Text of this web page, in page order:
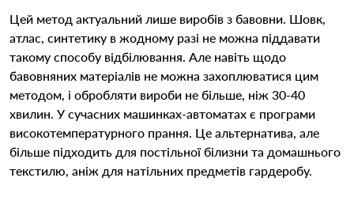
Цей метод актуальний лише виробів з бавовни. Шовк,
атлас, синтетику в жодному разі не можна піддавати
такому способу відбілювання. Але навіть щодо
бавовняних матеріалів не можна захоплюватися цим
методом, і обробляти вироби не більше, ніж 30-40
хвилин. У сучасних машинках-автоматах є програми
високотемпературного прання. Це альтернатива, але
більше підходить для постільної білизни та домашнього
текстилю, аніж для натільних предметів гардеробу.